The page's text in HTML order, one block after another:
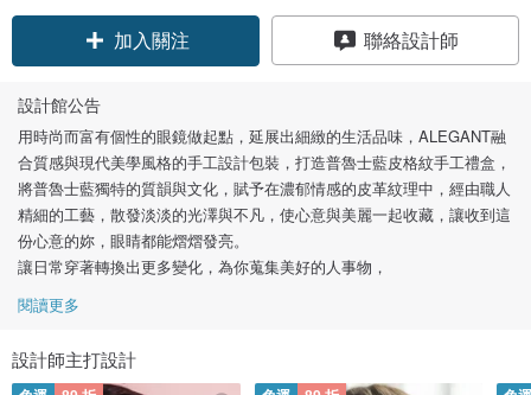
加入關注 聯絡設計師
設計館公告
用時尚而富有個性的眼鏡做起點，延展出細緻的生活品味，ALEGANT融
合質感與現代美學風格的手工設計包裝，打造普魯士藍皮格紋手工禮盒，
將普魯士藍獨特的質韻與文化，賦予在濃郁情感的皮革紋理中，經由職人
精細的工藝，散發淡淡的光澤與不凡，使心意與美麗一起收藏，讓收到這
份心意的妳，眼睛都能熠熠發亮。
讓日常穿著轉換出更多變化，為你蒐集美好的人事物，
閱讀更多
設計師主打設計